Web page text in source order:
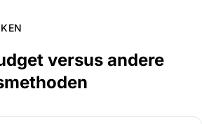
versus andere